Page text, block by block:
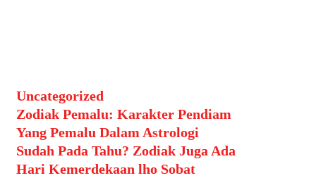
Categories
Uncategorized
Post
navigation
Zodiak Pemalu: Karakter Pendiam
Yang Pemalu Dalam Astrologi
Sudah Pada Tahu? Zodiak Juga Ada
Hari Kemerdekaan lho Sobat